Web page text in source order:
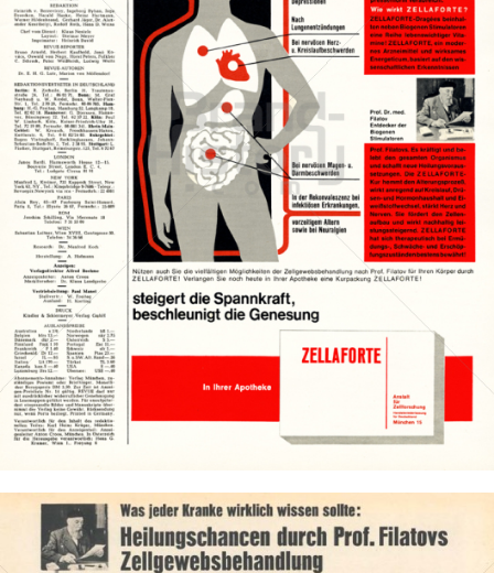
ZELLAFORTE ZELLAFORTE 1966